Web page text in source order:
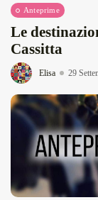
Anteprime
Le
Cassitta
Elisa 29